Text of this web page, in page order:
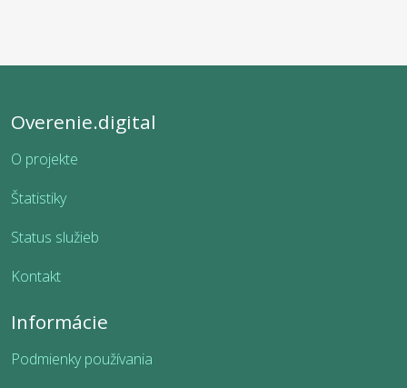
Overenie.digital
O projekte
Štatistiky
Status služieb
Kontakt
Informácie
Podmienky používania